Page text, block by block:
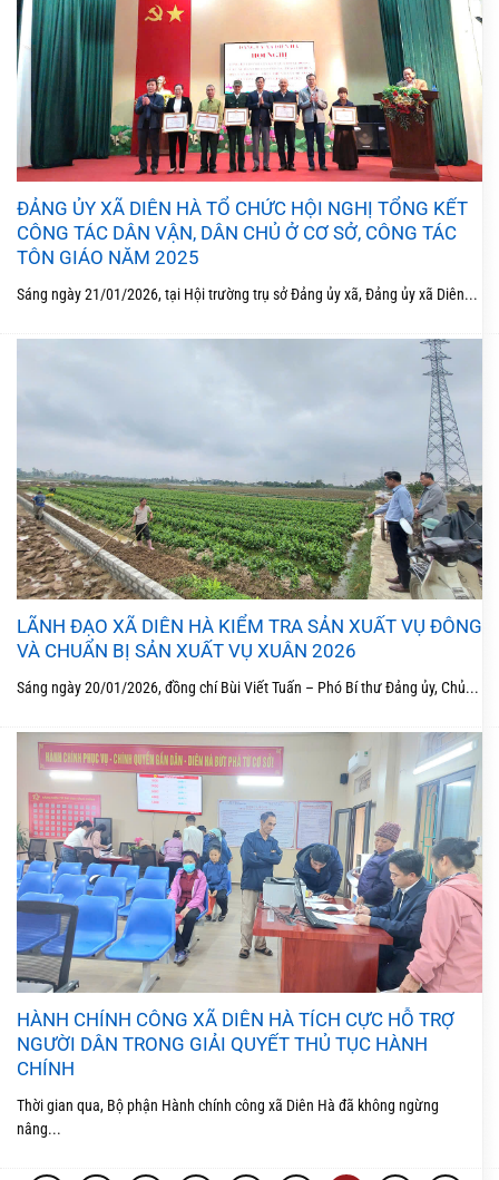
ĐẢNG ỦY XÃ DIÊN HÀ TỔ CHỨC HỘI NGHỊ TỔNG KẾT
CÔNG TÁC DÂN VẬN, DÂN CHỦ Ở CƠ SỞ, CÔNG TÁC
TÔN GIÁO NĂM 2025
Sáng ngày 21/01/2026, tại Hội trường trụ sở Đảng ủy xã, Đảng ủy xã Diên...
LÃNH ĐẠO XÃ DIÊN HÀ KIỂM TRA SẢN XUẤT VỤ ĐÔNG
VÀ CHUẨN BỊ SẢN XUẤT VỤ XUÂN 2026
Sáng ngày 20/01/2026, đồng chí Bùi Viết Tuấn – Phó Bí thư Đảng ủy, Chủ...
HÀNH CHÍNH CÔNG XÃ DIÊN HÀ TÍCH CỰC HỖ TRỢ
NGƯỜI DÂN TRONG GIẢI QUYẾT THỦ TỤC HÀNH
CHÍNH
Thời gian qua, Bộ phận Hành chính công xã Diên Hà đã không ngừng
nâng...